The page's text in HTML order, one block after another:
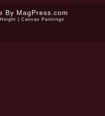
By MagPress.com
Canvas Paintings